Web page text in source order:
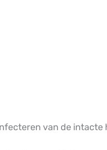
van de intacte